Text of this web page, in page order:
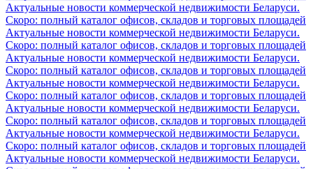
Актуальные новости коммерческой недвижимости Беларуси.
Скоро: полный каталог офисов, складов и торговых площадей
Актуальные новости коммерческой недвижимости Беларуси.
Скоро: полный каталог офисов, складов и торговых площадей
Актуальные новости коммерческой недвижимости Беларуси.
Скоро: полный каталог офисов, складов и торговых площадей
Актуальные новости коммерческой недвижимости Беларуси.
Скоро: полный каталог офисов, складов и торговых площадей
Актуальные новости коммерческой недвижимости Беларуси.
Скоро: полный каталог офисов, складов и торговых площадей
Актуальные новости коммерческой недвижимости Беларуси.
Скоро: полный каталог офисов, складов и торговых площадей
Актуальные новости коммерческой недвижимости Беларуси.